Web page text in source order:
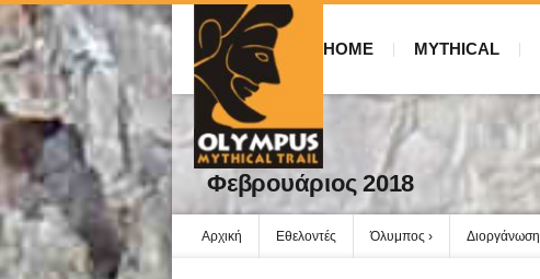
HOME MYTHICAL
Φεβρουάριος 2018
Αρχική Εθελοντές Όλυμπος Διοργάνωση